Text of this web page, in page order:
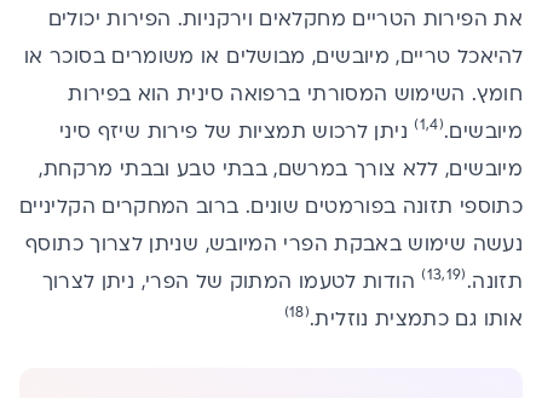
את הפירות הטריים מחקלאים וירקניות. הפירות יכולים
להיאכל טריים, מיובשים, מבושלים או משומרים בסוכר או
חומץ. השימוש המסורתי ברפואה סינית הוא בפירות
מיובשים.(1,4)
ניתן לרכוש תמציות של פירות שיזף סיני
מיובשים, ללא צורך במרשם, בבתי טבע ובבתי מרקחת,
כתוספי תזונה בפורמטים שונים. ברוב המחקרים הקליניים
נעשה שימוש באבקת הפרי המיובש, שניתן לצרוך כתוסף
תזונה.(13,19)
הודות לטעמו המתוק של הפרי, ניתן לצרוך
אותו גם כתמצית נוזלית.(18)